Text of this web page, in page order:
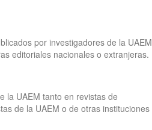
por investigadores de la UAEM
editoriales nacionales o extranjeras.
la UAEM tanto en revistas de
de la UAEM o de otras instituciones